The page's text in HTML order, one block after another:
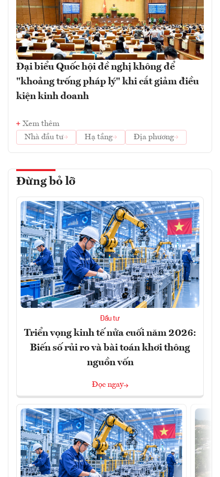
Đại biểu Quốc hội đề nghị không để
"khoảng trống pháp lý" khi cắt giảm điều
kiện kinh doanh
Xem thêm
Nhà đầu tư
Hạ tầng Địa phương
Đừng bỏ lỡ
Đầu tư
Triển vọng kinh tế nửa cuối năm 2026:
Biến số rủi ro và bài toán khơi thông
nguồn vốn
Đọc ngay